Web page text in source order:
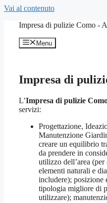
Vai al contenuto
Impresa di pulizie Como -
Menu
Impresa di
L’Impresa di pulizie
servizi:
Progettazione,
Manutenzione
creare un equilibrio
da prendere in
utilizzo dell’area
elementi naturali e
includere); posizione
tipologia migliore di
utilizzare);